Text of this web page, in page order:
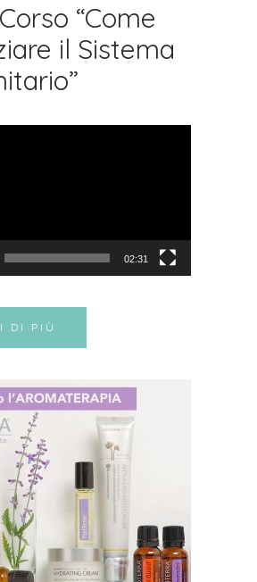
“Come
il Sistema
02:31
DI PIÙ